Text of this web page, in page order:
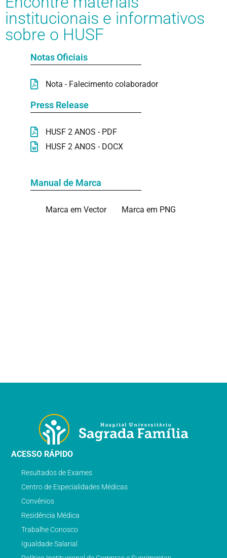
institucionais e informativos
sobre o HUSF
Notas Oficiais
Nota - Falecimento colaborador
Press Release
HUSF 2 ANOS - PDF
HUSF 2 ANOS - DOCX
Manual de Marca
Marca em Vector Marca em PNG
ACESSO RÁPIDO
Resultados de Exames
Centro de Especialidades Médicas
Convênios
Residência Médica
Trabalhe Conosco
Igualdade Salarial